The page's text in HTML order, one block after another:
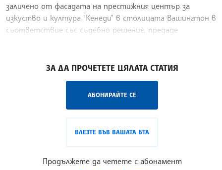
заличено от фасадата на престижния център за
изкуство и култура "Кенеди" в столицата Вашингтон в
съответствие със съдебно решение, предаде
ЗА ДА ПРОЧЕТЕТЕ ЦЯЛАТА СТАТИЯ
АБОНИРАЙТЕ СЕ
ВЛЕЗТЕ ВЪВ ВАШАТА БТА
Продължете да четете с абонамент